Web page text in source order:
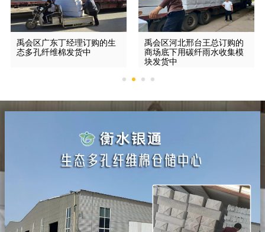
禹会区广东丁经理订购的生
态多孔纤维棉发货中
禹会区河北邢台王总订购的
商场底下用碳纤雨水收集模
块发货中